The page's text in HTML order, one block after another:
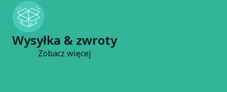
Wysyłka & zwroty
Zobacz więcej